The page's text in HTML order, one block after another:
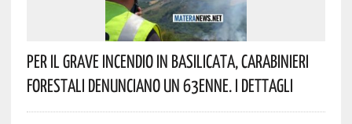
Per Il Grave Incendio In Basilicata, Carabinieri
Forestali Denunciano Un 63enne. I Dettagli